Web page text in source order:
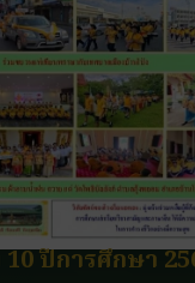
ปีการศึกษา